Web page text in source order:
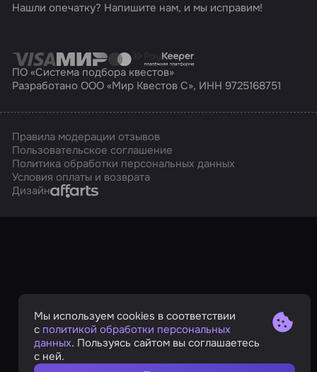
Нашли опечатку? Напишите нам, и мы исправим!
ПО «Система подбора квестов»
Разработано ООО «Мир Квестов С», ИНН 9725168751
Правила модерации отзывов
Пользовательское соглашение
Политика обработки персональных данных
Условия оплаты и возврата
ДизайнAffarts
Мы используем cookies в соответствии
с политикой обработки персональных
данных. Пользуясь сайтом вы соглашаетесь
с ней.